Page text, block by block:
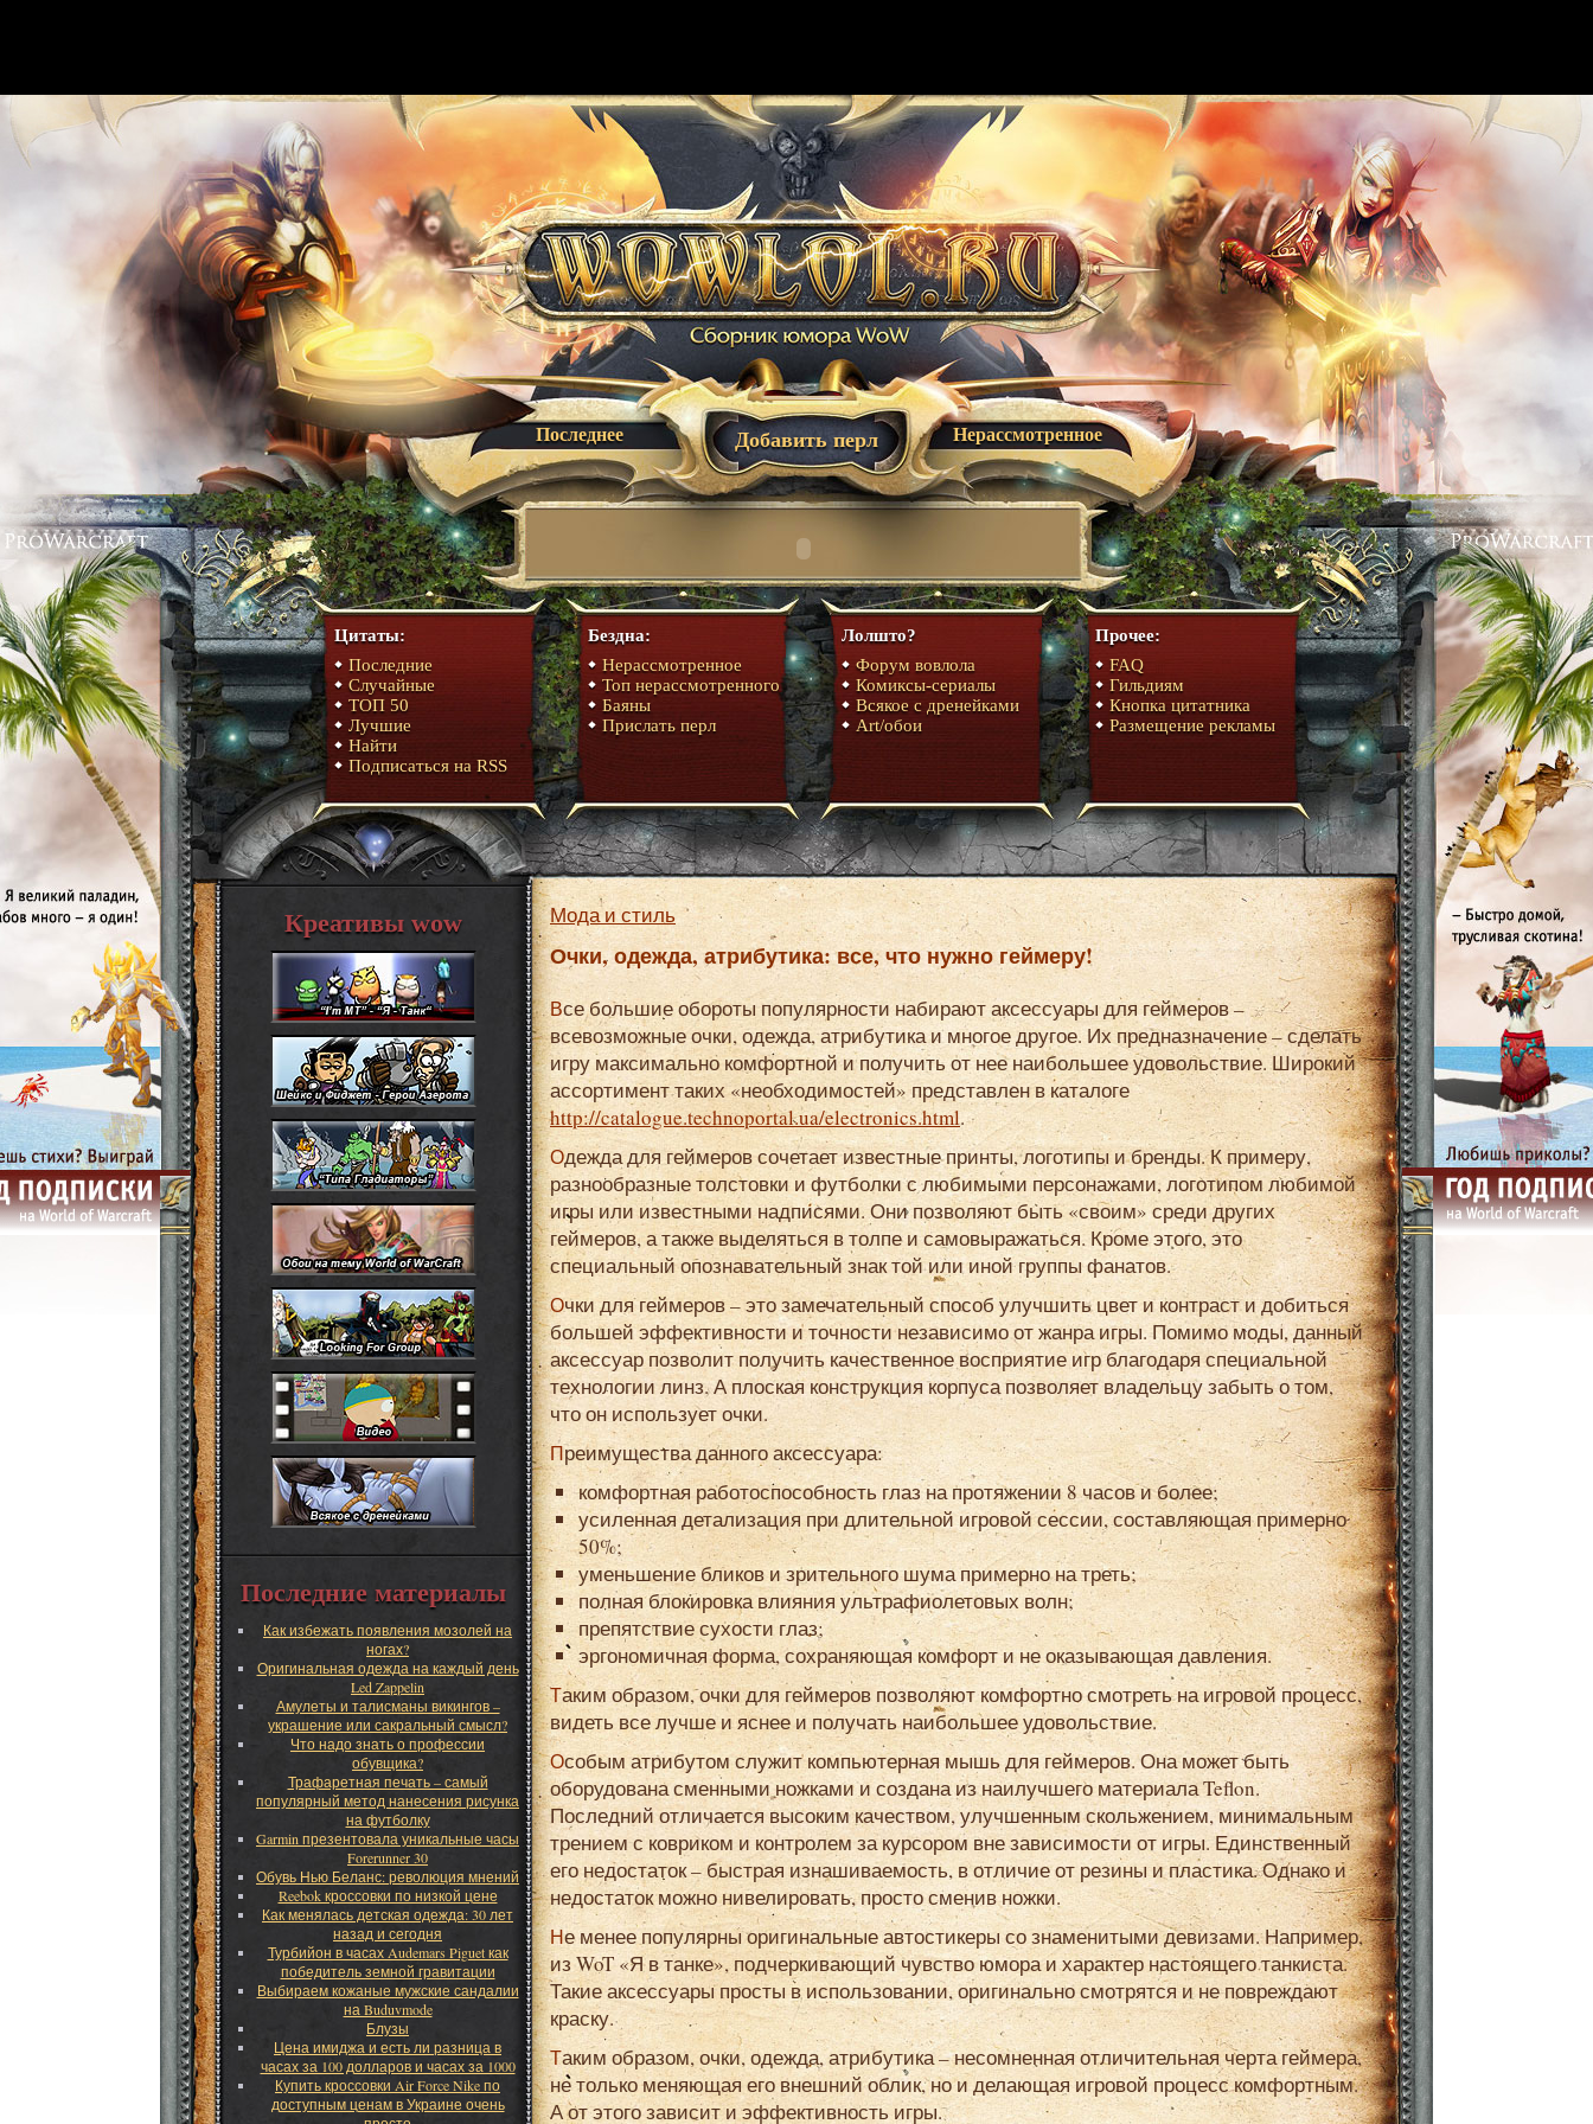
Последнее Нерассмотренное
Добавить перл
Цитаты:
Последние
Случайные
ТОП 50
Лучшие
Найти
Подписаться на RSS
Бездна:
Нерассмотренное
Топ нерассмотренного
Баяны
Прислать перл
Лолшто?
Форум вовлола
Комиксы-сериалы
Всякое с дренейками
Art/обои
Прочее:
FAQ
Гильдиям
Кнопка цитатника
Размещение рекламы
Мода и стиль
Очки, одежда, атрибутика: все, что нужно геймеру!
Все большие обороты популярности набирают аксессуары для геймеров –
всевозможные очки, одежда, атрибутика и многое другое. Их предназначение – сделать
игру максимально комфортной и получить от нее наибольшее удовольствие. Широкий
ассортимент таких «необходимостей» представлен в каталоге
http://catalogue.technoportal.ua/electronics.html.
Одежда для геймеров сочетает известные принты, логотипы и бренды. К примеру,
разнообразные толстовки и футболки с любимыми персонажами, логотипом любимой
игры или известными надписями. Они позволяют быть «своим» среди других
геймеров, а также выделяться в толпе и самовыражаться. Кроме этого, это
специальный опознавательный знак той или иной группы фанатов.
Очки для геймеров – это замечательный способ улучшить цвет и контраст и добиться
большей эффективности и точности независимо от жанра игры. Помимо моды, данный
аксессуар позволит получить качественное восприятие игр благодаря специальной
технологии линз. А плоская конструкция корпуса позволяет владельцу забыть о том,
что он использует очки.
Преимущества данного аксессуара:
комфортная работоспособность глаз на протяжении 8 часов и более;
усиленная детализация при длительной игровой сессии, составляющая примерно
50%;
уменьшение бликов и зрительного шума примерно на треть;
полная блокировка влияния ультрафиолетовых волн;
препятствие сухости глаз;
эргономичная форма, сохраняющая комфорт и не оказывающая давления.
Таким образом, очки для геймеров позволяют комфортно смотреть на игровой процесс,
видеть все лучше и яснее и получать наибольшее удовольствие.
Особым атрибутом служит компьютерная мышь для геймеров. Она может быть
оборудована сменными ножками и создана из наилучшего материала Teflon.
Последний отличается высоким качеством, улучшенным скольжением, минимальным
трением с ковриком и контролем за курсором вне зависимости от игры. Единственный
его недостаток – быстрая изнашиваемость, в отличие от резины и пластика. Однако и
недостаток можно нивелировать, просто сменив ножки.
Не менее популярны оригинальные автостикеры со знаменитыми девизами. Например,
из WoT «Я в танке», подчеркивающий чувство юмора и характер настоящего танкиста.
Такие аксессуары просты в использовании, оригинально смотрятся и не повреждают
краску.
Таким образом, очки, одежда, атрибутика – несомненная отличительная черта геймера,
не только меняющая его внешний облик, но и делающая игровой процесс комфортным.
А от этого зависит и эффективность игры.
Креативы wow
Последние материалы
Как избежать появления мозолей на
ногах?
Оригинальная одежда на каждый день
Led Zappelin
Амулеты и талисманы викингов –
украшение или сакральный смысл?
Что надо знать о профессии
обувщика?
Трафаретная печать – самый
популярный метод нанесения рисунка
на футболку
Garmin презентовала уникальные часы
Forerunner 30
Обувь Нью Беланс: революция мнений
Reebok кроссовки по низкой цене
Как менялась детская одежда: 30 лет
назад и сегодня
Турбийон в часах Audemars Piguet как
победитель земной гравитации
Выбираем кожаные мужские сандалии
на Buduvmode
Блузы
Цена имиджа и есть ли разница в
часах за 100 долларов и часах за 1000
Купить кроссовки Air Force Nike по
доступным ценам в Украине очень